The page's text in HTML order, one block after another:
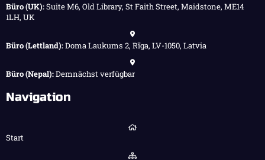
Büro (UK):Suite M6, Old Library, St Faith Street, Maidstone, ME14
1LH, UK
Büro (Lettland):Doma Laukums 2, Rīga, LV-1050, Latvia
Büro (Nepal):Demnächst verfügbar
Navigation
Start